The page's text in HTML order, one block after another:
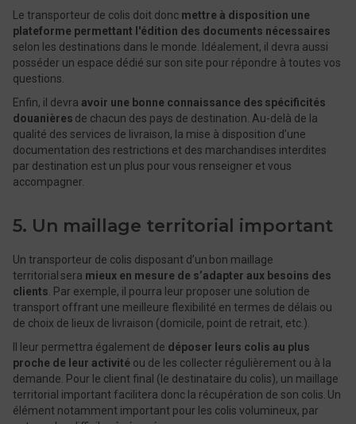
Le transporteur de colis doit donc mettre à disposition une
plateforme permettant l'édition des documents nécessaires
selon les destinations dans le monde. Idéalement, il devra aussi
posséder un espace dédié sur son site pour répondre à toutes vos
questions.
Enfin, il devra avoir une bonne connaissance des spécificités
douanières de chacun des pays de destination. Au-delà de la
qualité des services de livraison, la mise à disposition d’une
documentation des restrictions et des marchandises interdites
par destination est un plus pour vous renseigner et vous
accompagner.
5. Un maillage territorial important
Un transporteur de colis disposant d’un bon maillage
territorial sera mieux en mesure de s’adapter aux besoins des
clients . Par exemple, il pourra leur proposer une solution de
transport offrant une meilleure flexibilité en termes de délais ou
de choix de lieux de livraison (domicile, point de retrait, etc.).
Il leur permettra également de déposer leurs colis au plus
proche de leur activité ou de les collecter régulièrement ou à la
demande. Pour le client final (le destinataire du colis), un maillage
territorial important facilitera donc la récupération de son colis. Un
élément notamment important pour les colis volumineux, par